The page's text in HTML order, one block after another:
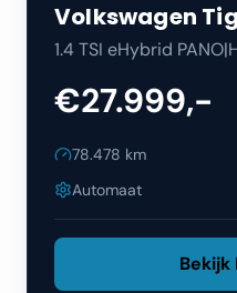
Volkswagen
1.4 TSI eHybrid
€27.999,-
78.478 km
Automaat
Bekijk